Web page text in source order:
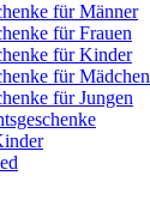
für Männer
für Frauen
für Kinder
für Mädchen
für Jungen